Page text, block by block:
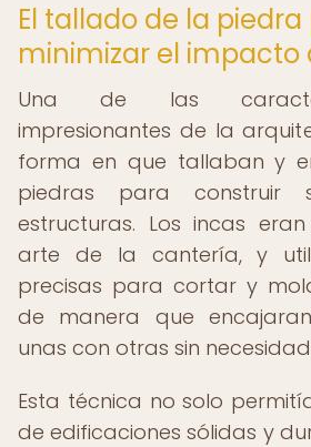
El tallado de la
minimizar el
Una de las
impresionantes de la
forma en que tallaban y
piedras para construir
estructuras. Los incas
arte de la cantería, y
precisas para cortar y
de manera que
unas con otras sin
Esta técnica no solo
de edificaciones sólidas y